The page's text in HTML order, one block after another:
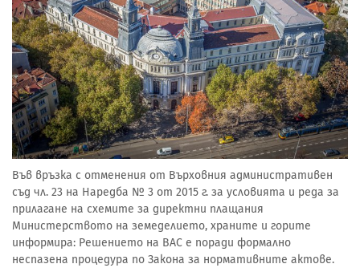
Във връзка с отменения от Върховния административен
съд чл. 23 на Наредба № 3 от 2015 г. за условията и реда за
прилагане на схемите за директни плащания
Министерството на земеделието, храните и горите
информира: Решението на ВАС е поради формално
неспазена процедура по Закона за нормативните актове.